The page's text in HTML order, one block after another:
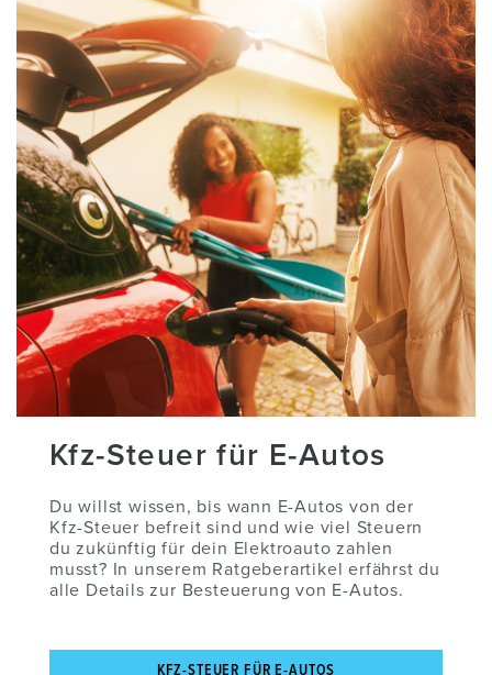
Kfz-Steuer für E-Autos
Du willst wissen, bis wann E-Autos von der
Kfz-Steuer befreit sind und wie viel Steuern
du zukünftig für dein Elektroauto zahlen
musst? In unserem Ratgeberartikel erfährst du
alle Details zur Besteuerung von E-Autos.
KFZ-STEUER FÜR E-AUTOS